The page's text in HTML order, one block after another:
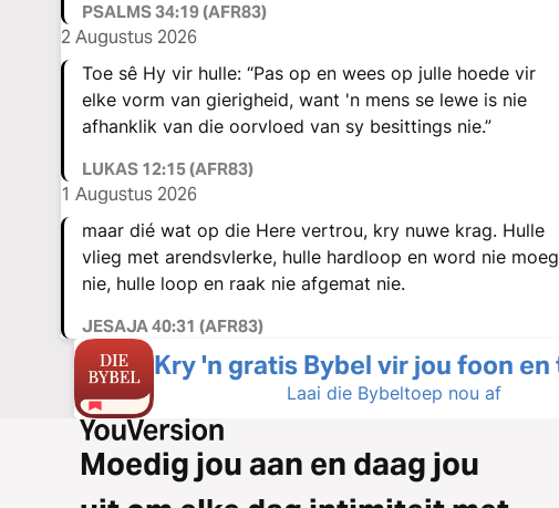
PSALMS 34:19 (AFR83)
2 Augustus 2026
Toe sê Hy vir hulle: “Pas op en wees op julle hoede vir
elke vorm van gierigheid, want 'n mens se lewe is nie
afhanklik van die oorvloed van sy besittings nie.”
LUKAS 12:15 (AFR83)
1 Augustus 2026
maar dié wat op die Here vertrou, kry nuwe krag. Hulle
vlieg met arendsvlerke, hulle hardloop en word nie moeg
nie, hulle loop en raak nie afgemat nie.
JESAJA 40:31 (AFR83)
Kry 'n gratis Bybel vir jou foon
Laai die Bybeltoep nou af
Moedig jou aan en daag jou